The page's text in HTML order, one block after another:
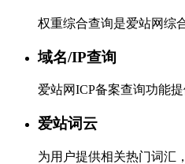
权重综合查询是爱站网综
域名/IP查询
爱站网ICP备案查询功能
爱站词云
为用户提供相关热门词汇